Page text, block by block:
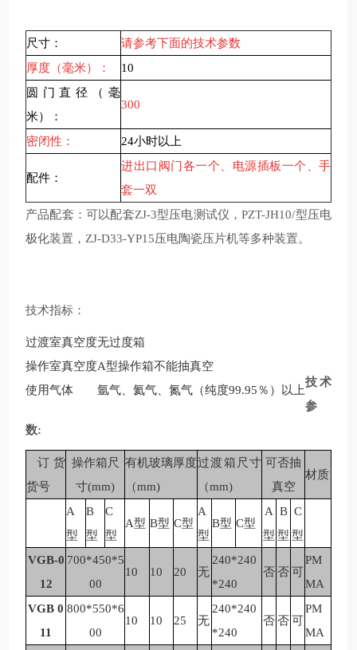
尺寸：
请参考下面的技术参数
厚度（毫米）：
10
圆门直径（毫
米）：
300
密闭性： 24小时以上
配件：
进出口阀门各一个、电源插板一个、手
套一双
产品配套：可以配套ZJ-3型压电测试仪，PZT-JH10/型压电
极化装置，ZJ-D33-YP15压电陶瓷压片机等多种装置。
技术指标：
过渡室真空度无过度箱
操作室真空度A型操作箱不能抽真空
使用气体
氩气、氦气、氮气（纯度99.95％）以上
技术
参
数:
订货
货号
操作箱尺
寸(mm)
有机玻璃厚度
（mm)
过渡箱尺寸
（mm)
可否抽
真空
材质
A
型
B
型
C
型
A型 B型 C型
A
型
B型 C型
A
型
B
型
C
型
VGB-0
12
700*450*5
00
10 10 20 无
240*240
*240
否否可
PM
MA
VGB 0
11
800*550*6
00
10 10 25 无
240*240
*240
否否可
PM
MA